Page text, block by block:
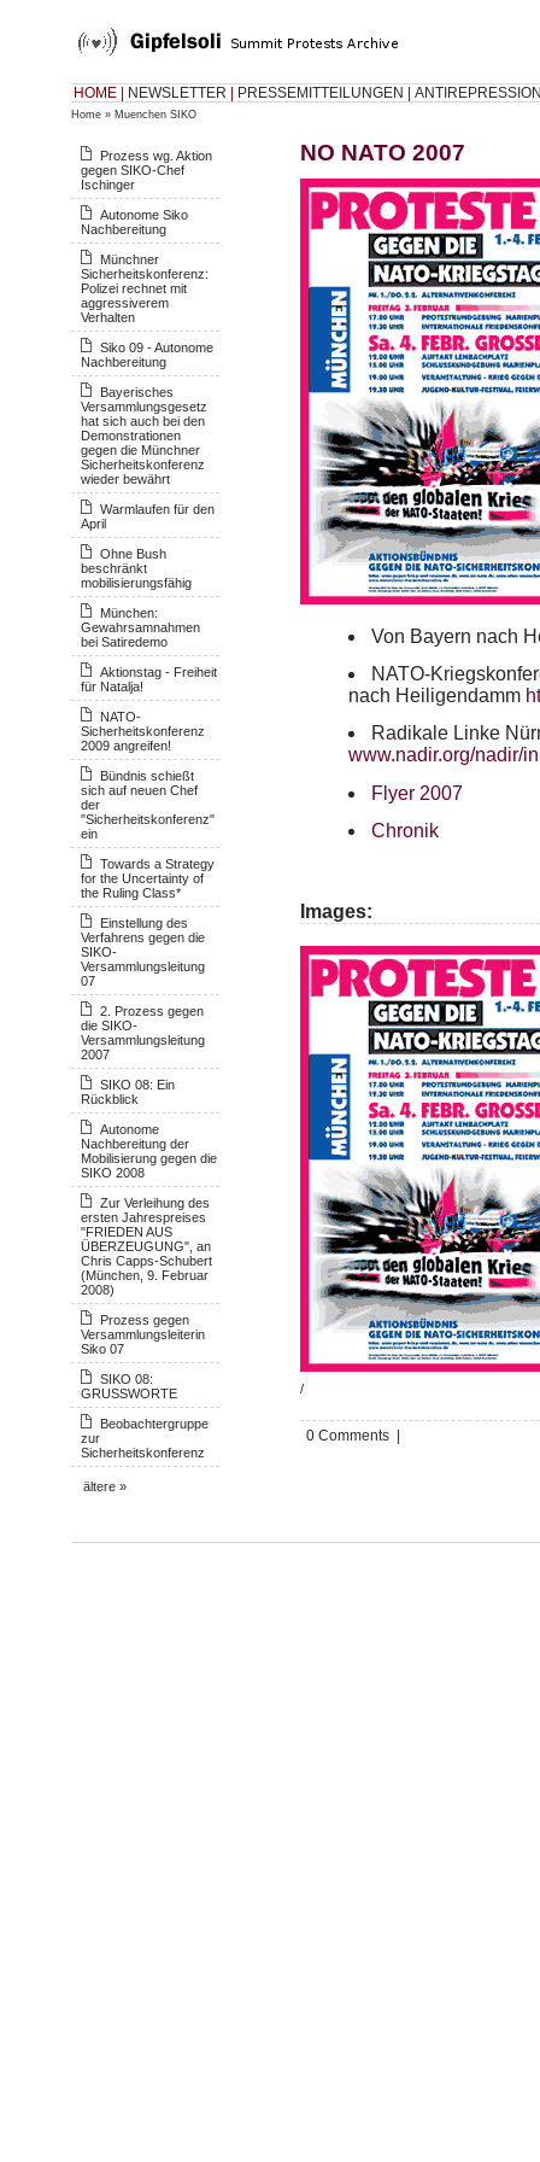
HOME NEWSLETTER PRESSEMITTEILUNGEN
Home » Muenchen SIKO
Prozess wg. Aktion
gegen SIKO-Chef
Ischinger
Autonome Siko
Nachbereitung
Münchner
Sicherheitskonferenz:
Polizei rechnet mit
aggressiverem
Verhalten
Siko 09 - Autonome
Nachbereitung
Bayerisches
Versammlungsgesetz
hat sich auch bei den
Demonstrationen
gegen die Münchner
Sicherheitskonferenz
wieder bewährt
Warmlaufen für den
April
Ohne Bush
beschränkt
mobilisierungsfähig
München:
Gewahrsamnahmen
bei Satiredemo
Aktionstag - Freiheit
für Natalja!
NATO-
Sicherheitskonferenz
2009 angreifen!
Bündnis schießt
sich auf neuen Chef
der
"Sicherheitskonferenz"
ein
Towards a Strategy
for the Uncertainty of
the Ruling Class*
Einstellung des
Verfahrens gegen die
SIKO-
Versammlungsleitung
07
2. Prozess gegen
die SIKO-
Versammlungsleitung
2007
SIKO 08: Ein
Rückblick
Autonome
Nachbereitung der
Mobilisierung gegen die
SIKO 2008
Zur Verleihung des
ersten Jahrespreises
"FRIEDEN AUS
ÜBERZEUGUNG", an
Chris Capps-Schubert
(München, 9. Februar
2008)
Prozess gegen
Versammlungsleiterin
Siko 07
SIKO 08:
GRUSSWORTE
Beobachtergruppe
zur
Sicherheitskonferenz
ältere »
NO NATO 2007
Von Bayern nach
NATO-
nach Heiligendamm
Radikale Linke
www.nadir.org/nadir/
Flyer 2007
Chronik
Images:
/
0 Comments |